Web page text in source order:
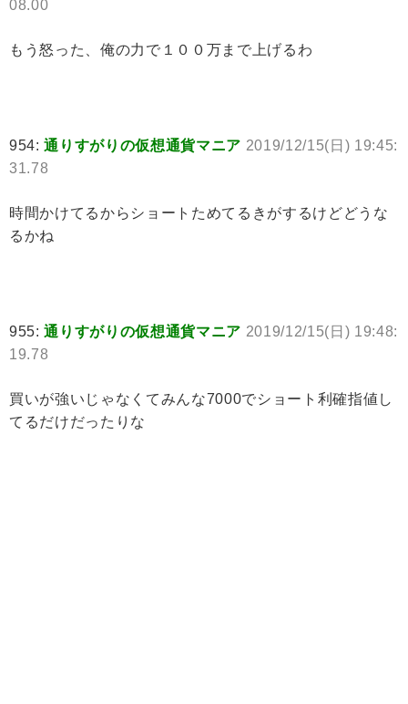
08.00
もう怒った、俺の力で１００万まで上げるわ
954:通りすがりの仮想通貨マニア 2019/12/15(日) 19:45:
31.78
時間かけてるからショートためてるきがするけどどうな
るかね
955:通りすがりの仮想通貨マニア 2019/12/15(日) 19:48:
19.78
買いが強いじゃなくてみんな7000でショート利確指値し
てるだけだったりな